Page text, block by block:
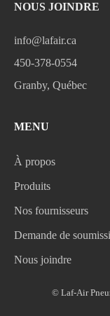
NOUS JOINDRE
info@lafair.ca
450-378-0554
Granby, Québec
MENU
À propos
Produits
Nos fournisseurs
Demande de
Nous joindre
© Laf-Air